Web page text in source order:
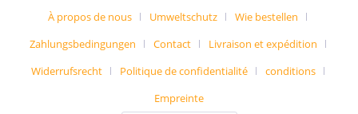
À propos de nous
Umweltschutz
Wie bestellen
Zahlungsbedingungen
Contact
Livraison et expédition
Widerrufsrecht
Politique de confidentialité
conditions
Empreinte